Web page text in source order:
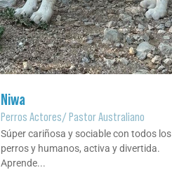
Niwa
Perros Actores/Pastor Australiano
Súper cariñosa y sociable con todos los
perros y humanos, activa y divertida.
Aprende...